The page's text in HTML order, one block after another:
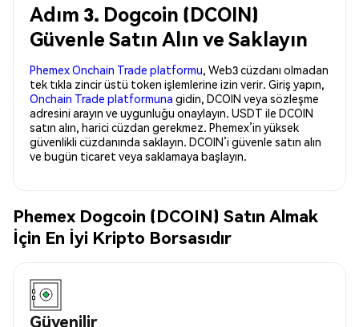
Adım 3. Dogcoin (DCOIN)
Güvenle Satın Alın ve Saklayın
Phemex Onchain Trade platformu, Web3 cüzdanı olmadan
tek tıkla zincir üstü token işlemlerine izin verir. Giriş yapın,
Onchain Trade platformuna gidin, DCOIN veya sözleşme
adresini arayın ve uygunluğu onaylayın. USDT ile DCOIN
satın alın, harici cüzdan gerekmez. Phemex’in yüksek
güvenlikli cüzdanında saklayın. DCOIN’i güvenle satın alın
ve bugün ticaret veya saklamaya başlayın.
Phemex Dogcoin (DCOIN) Satın Almak
İçin En İyi Kripto Borsasıdır
Güvenilir